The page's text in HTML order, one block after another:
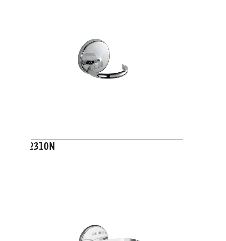
A2310N